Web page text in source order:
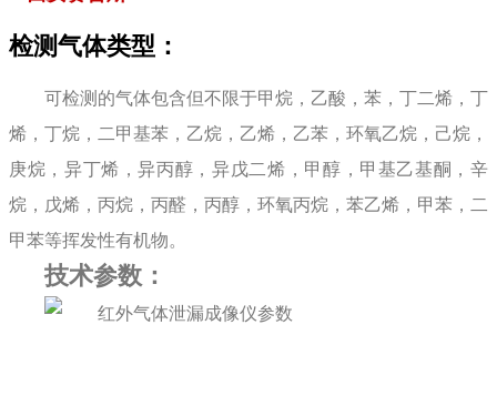
检测气体类型：
可检测的气体包含但不限于甲烷，乙酸，苯，丁二烯，丁
烯，丁烷，二甲基苯，乙烷，乙烯，乙苯，环氧乙烷，己烷，
庚烷，异丁烯，异丙醇，异戊二烯，甲醇，甲基乙基酮，辛
烷，戊烯，丙烷，丙醛，丙醇，环氧丙烷，苯乙烯，甲苯，二
甲苯等挥发性有机物。
技术参数：